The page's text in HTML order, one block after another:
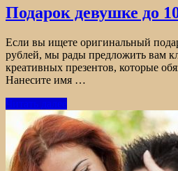
Подарок девушке до
Если вы ищете оригинальный
рублей, мы рады предложить вам
креативных презентов, которые
Нанесите имя …
Читать далее